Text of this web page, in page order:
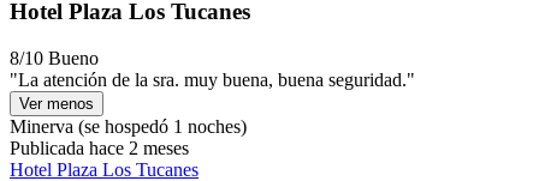
Hotel Plaza Los Tucanes
8/10 Bueno
"La atención de la sra. muy buena, buena seguridad."
Ver menos
Minerva (se hospedó 1 noches)
Publicada hace 2 meses
Hotel Plaza Los Tucanes